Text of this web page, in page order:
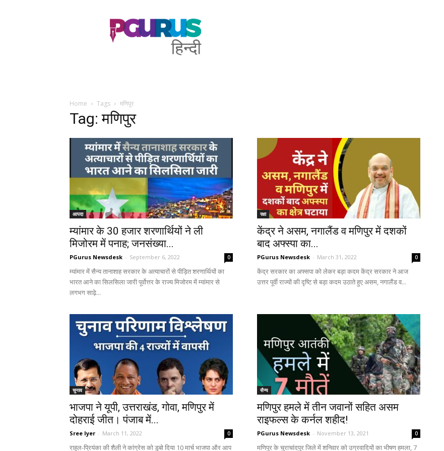
PGurus
Hindi
Home Tags मणिपुर
Tag: मणिपुर
आपदा
म्यांमार के 30 हजार शरणार्थियों ने ली
मिजोरम में पनाह; जनसंख्या...
PGurus Newsdesk - September 6, 2022 0
म्यांमार में सैन्य तानाशाह सरकार के अत्याचारों से पीड़ित शरणार्थियों का
भारत आने का सिलसिला जारी पूर्वोत्तर के राज्य मिजोरम में म्यांमार से
लगभग साढ़े...
रक्षा
केंद्र ने असम, नगालैंड व मणिपुर में दशकों
बाद अफ्स्पा का...
PGurus Newsdesk - March 31, 2022 0
केंद्र सरकार का अफ्सपा को लेकर बड़ा कदम केंद्र सरकार ने आज
उत्तर पूर्वी राज्यों की दृष्टि से बड़ा कदम उठाते हुए असम, नगालैंड व...
चुनाव
भाजपा ने यूपी, उत्तराखंड, गोवा, मणिपुर में
दोहराई जीत। पंजाब में...
Sree Iyer - March 11, 2022 0
राहुल-प्रियंका की शैली ने कांग्रेस को डुबो दिया 10 मार्च भाजपा और आप
सैन्य
मणिपुर हमले में तीन जवानों सहित असम
राइफल्स के कर्नल शहीद!
PGurus Newsdesk - November 13, 2021 0
मणिपुर के चुराचांदपुर जिले में शनिवार को उग्रवादियों का भीषण हमला, 7